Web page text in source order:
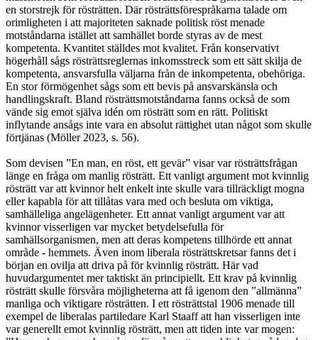
en storstrejk för rösträtten. Där rösträttsförespråkarna talade om
orimligheten i att majoriteten saknade politisk röst menade
motståndarna istället att samhället borde styras av de mest
kompetenta. Kvantitet ställdes mot kvalitet. Från konservativt
högerhåll sågs rösträttsreglernas inkomsstreck som ett sätt skilja de
kompetenta, ansvarsfulla väljarna från de inkompetenta, obehöriga.
En stor förmögenhet sågs som ett bevis på ansvarskänsla och
handlingskraft. Bland rösträttsmotståndarna fanns också de som
vände sig emot själva idén om rösträtt som en rätt. Politiskt
inflytande ansågs inte vara en absolut rättighet utan något som skulle
förtjänas (Möller 2023, s. 56).
Som devisen ”En man, en röst, ett gevär” visar var rösträttsfrågan
länge en fråga om manlig rösträtt. Ett vanligt argument mot kvinnlig
rösträtt var att kvinnor helt enkelt inte skulle vara tillräckligt mogna
eller kapabla för att tillåtas vara med och besluta om viktiga,
samhälleliga angelägenheter. Ett annat vanligt argument var att
kvinnor visserligen var mycket betydelsefulla för
samhällsorganismen, men att deras kompetens tillhörde ett annat
område - hemmets. Även inom liberala rösträttskretsar fanns det i
början en ovilja att driva på för kvinnlig rösträtt. Här vad
huvudargumentet mer taktiskt än principiellt. Ett krav på kvinnlig
rösträtt skulle försvåra möjligheterna att få igenom den ”allmänna”
manliga och viktigare rösträtten. I ett rösträttstal 1906 menade till
exempel de liberalas partiledare Karl Staaff att han visserligen inte
var generellt emot kvinnlig rösträtt, men att tiden inte var mogen: